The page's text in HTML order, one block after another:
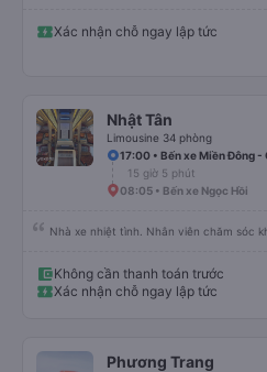
Xác nhận chỗ ngay lập tức
Nhật Tân
Limousine 34 phòng
17:00 • Bến xe Miền Đông -
15 giờ 5 phút
08:05 • Bến xe Ngọc Hồi
Nhà xe nhiệt tình. Nhân viên chăm sóc
Không cần thanh toán trước
Xác nhận chỗ ngay lập tức
Phương Trang